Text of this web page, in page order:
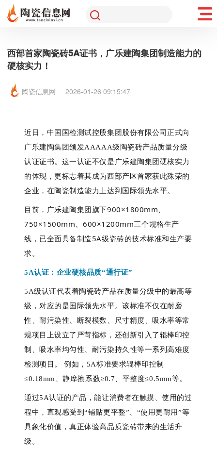
西部首家陶瓷砖5A证书，广乐建陶集团制造能力的
硬核实力！
陶瓷信息网 2026-01-26 09:15:47
近日，中国国检测试控股集团股份有限公司正式向
广乐建陶集团颁发AAAAA级陶瓷砖产品质量分级
认证证书。这一认证不仅是广乐建陶集团硬核实力
的体现，更标志着其成为西部产区首家获此殊荣的
企业，在陶瓷制造能力上达到国际领先水平。
目前，广乐建陶集团旗下900×1800mm、
750×1500mm、600×1200mm三个规格生产
线，已全面具备制造5A级瓷砖的技术标准和生产要
求。
5A认证： 企业硬核品质“通行证”
5A级认证代表着陶瓷砖产品在质量分级中的最高等
级，对应的是国际领先水平。该标准不仅在耐磨
性、耐污染性、断裂模数、尺寸精度、吸水率等常
规项目上设立了严苛指标，还创新引入了辊棒印控
制、吸水率均匀性、耐污染持久性等一系列高难度
检测项目。 例如，5A标准要求辊棒印控制
≤0.18mm、静摩擦系数≥0.7、平整度≤0.5mm等。
通过5A认证的产品，能让消费者在触摸、使用的过
程中，直观感受到“铺贴更平整”、“使用更耐用”等
具象化价值，真正体验高品质瓷砖带来的生活升
级。